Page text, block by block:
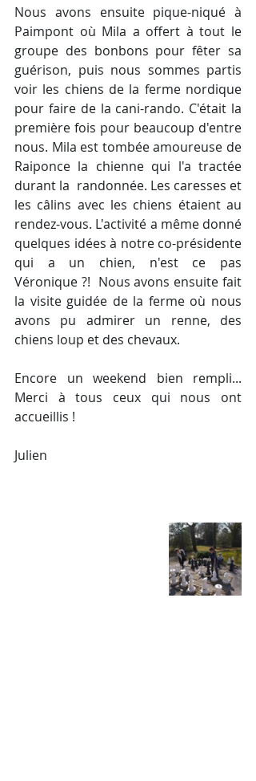
Nous avons ensuite pique-niqué à
Paimpont où Mila a offert à tout le
groupe des bonbons pour fêter sa
guérison, puis nous sommes partis
voir les chiens de la ferme nordique
pour faire de la cani-rando. C'était la
première fois pour beaucoup d'entre
nous. Mila est tombée amoureuse de
Raiponce la chienne qui l'a tractée
durant la  randonnée. Les caresses et
les câlins avec les chiens étaient au
rendez-vous. L'activité a même donné
quelques idées à notre co-présidente
qui a un chien, n'est ce pas
Véronique ?!  Nous avons ensuite fait
la visite guidée de la ferme où nous
avons pu admirer un renne, des
chiens loup et des chevaux.
Encore un weekend bien rempli...
Merci à tous ceux qui nous ont
accueillis !
Julien